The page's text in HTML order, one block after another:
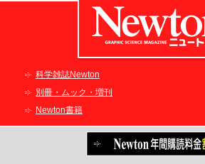
科学雑誌Newton
別冊・ムック・増刊
Newton書籍